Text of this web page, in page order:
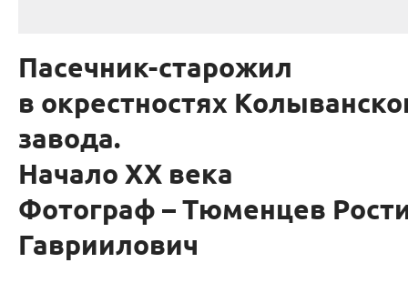
Пасечник-старожил
в окрестностях
завода.
Начало ХХ века
Фотограф – Тюменцев
Гавриилович